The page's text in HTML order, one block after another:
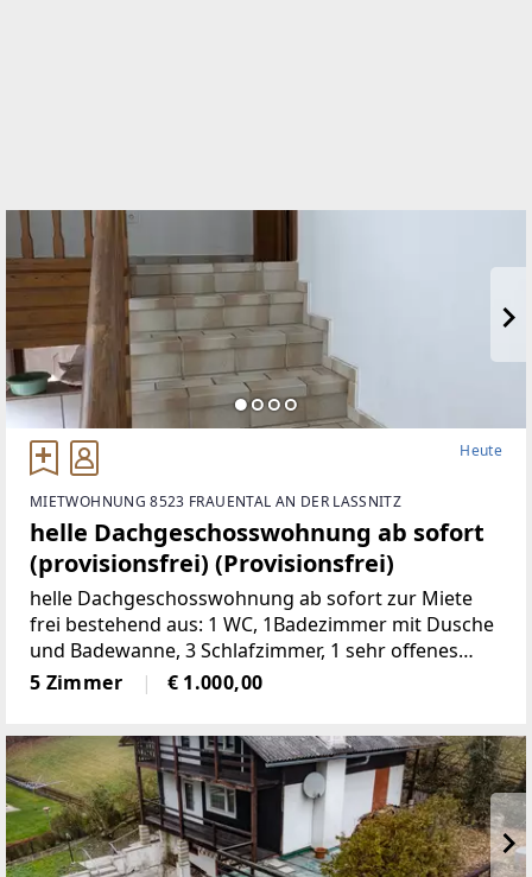
Heute
MIETWOHNUNG 8523 FRAUENTAL AN DER LASSNITZ
helle Dachgeschosswohnung ab sofort
(provisionsfrei) (Provisionsfrei)
helle Dachgeschosswohnung ab sofort zur Miete
frei bestehend aus: 1 WC, 1Badezimmer mit Dusche
und Badewanne, 3 Schlafzimmer, 1 sehr offenes
Wohnzimmermit Balkon und Kachelofen, 1 voll
möbelierte Küche, 1 Abstellraum,
5 Zimmer € 1.000,00